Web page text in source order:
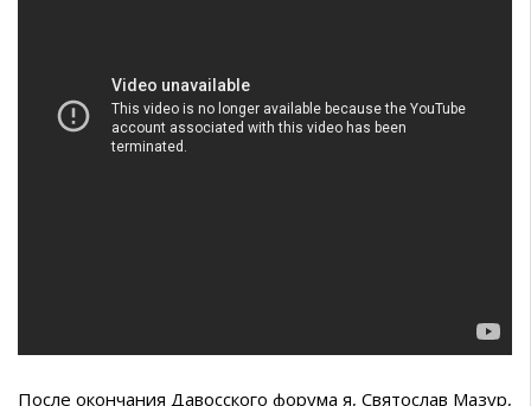
После окончания Давосского форума я, Святослав Мазур,